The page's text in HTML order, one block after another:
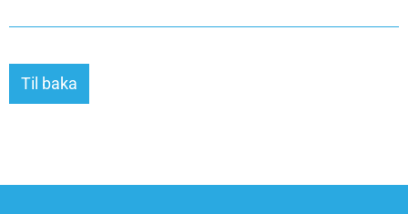
Til baka